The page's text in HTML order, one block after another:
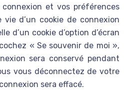
et vos préférences
vie d’un cookie de connexion
d’un cookie d’option d’écran
« Se souvenir de moi »,
sera conservé pendant
vous déconnectez de votre
sera effacé.